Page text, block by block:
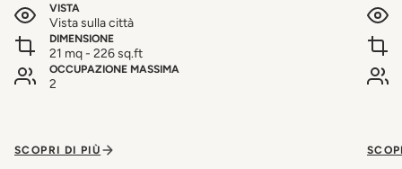
VISTA
Vista sulla città
DIMENSIONE
21 mq - 226 sq.ft
OCCUPAZIONE MASSIMA
2
SCOPRI DI PIÙ